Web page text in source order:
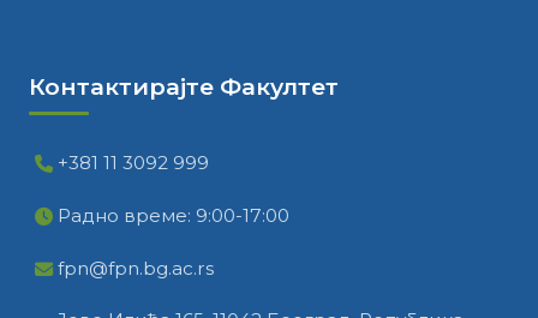
Контактирајте Факултет
+381 11 3092 999
Радно време: 9:00-17:00
fpn@fpn.bg.ac.rs